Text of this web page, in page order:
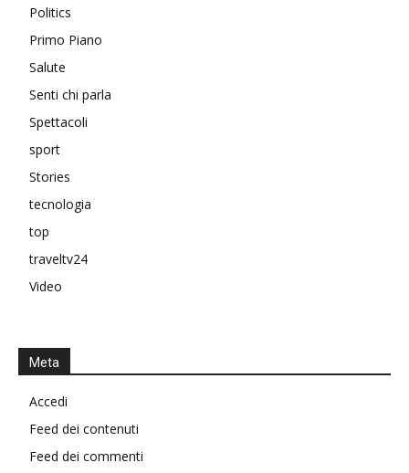
Politics
Primo Piano
Salute
Senti chi parla
Spettacoli
sport
Stories
tecnologia
top
traveltv24
Video
Meta
Accedi
Feed dei contenuti
Feed dei commenti